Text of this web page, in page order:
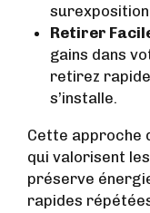
Retirer
gains dans
retirez
s’installe.
Cette approche
qui valorisent
préserve
rapides